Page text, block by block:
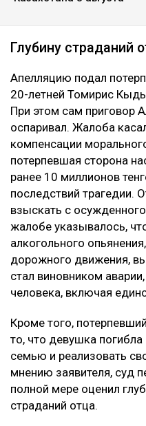
Глубину страданий
Апелляцию подал
20-летней Томирис
При этом сам приговор
оспаривал. Жалоба
компенсации
потерпевшая сторона
ранее 10 миллионов
последствий трагедии.
взыскать с
жалобе указывалось,
алкогольного
дорожного движения,
стал виновником
человека, включая
Кроме того,
то, что девушка погибла
семью и реализовать
мнению заявителя, суд
полной мере оценил
страданий отца.